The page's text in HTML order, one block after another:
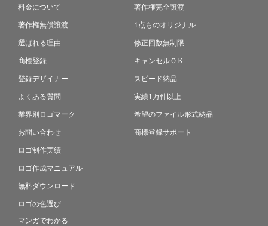
料金について
著作権無償譲渡
選ばれる理由
商標登録
登録デザイナー
よくある質問
業界別ロゴマーク
お問い合わせ
ロゴ制作実績
ロゴ作成マニュアル
無料ダウンロード
ロゴの色選び
マンガでわかる
著作権完全譲渡
1点ものオリジナル
修正回数無制限
キャンセルＯＫ
スピード納品
実績1万件以上
希望のファイル形式納品
商標登録サポート